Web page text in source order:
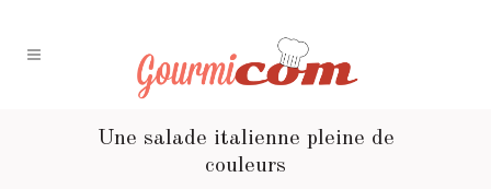
Une salade italienne pleine de
couleurs